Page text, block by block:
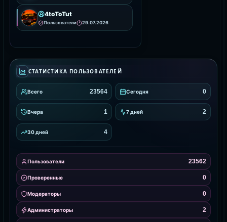
4toToTut
Пользователи 29.07.2026
СТАТИСТИКА ПОЛЬЗОВАТЕЛЕЙ
Всего 23564 Сегодня 0
Вчера 1 7 дней 2
30 дней 4
Пользователи 23562
Проверенные 0
Модераторы 0
Администраторы 2